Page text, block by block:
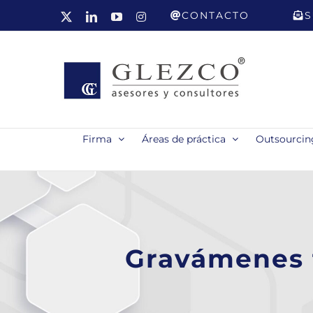
LinkedInYouTubeInstagramCONTACTO
Firma Áreas de práctica